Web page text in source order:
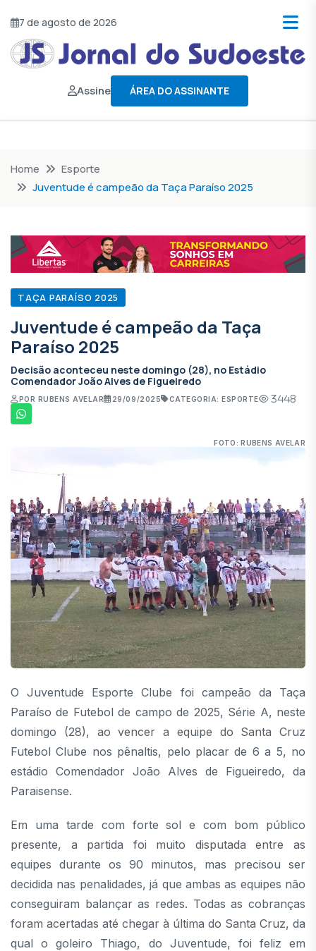
7 de agosto de 2026
Assine ÁREA DO ASSINANTE
Home
Esporte
Juventude é campeão da Taça Paraíso 2025
TAÇA PARAÍSO 2025
Juventude é campeão da Taça
Paraíso 2025
Decisão aconteceu neste domingo (28), no Estádio
Comendador João Alves de Figueiredo
POR RUBENS AVELAR 29/09/2025 CATEGORIA: ESPORTE 3448
FOTO: RUBENS AVELAR
O Juventude Esporte Clube foi campeão da Taça
Paraíso de Futebol de campo de 2025, Série A, neste
domingo (28), ao vencer a equipe do Santa Cruz
Futebol Clube nos pênaltis, pelo placar de 6 a 5, no
estádio Comendador João Alves de Figueiredo, da
Paraisense.
Em uma tarde com forte sol e com bom público
presente, a partida foi muito disputada entre as
equipes durante os 90 minutos, mas precisou ser
decidida nas penalidades, já que ambas as equipes não
conseguiram balançar as redes. Todas as cobranças
foram acertadas até chegar à última do Santa Cruz, da
qual o goleiro Thiago, do Juventude, foi feliz em